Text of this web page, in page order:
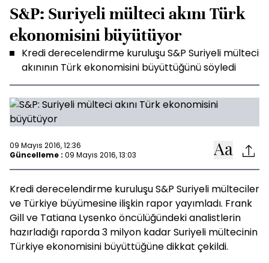
S&P: Suriyeli mülteci akını Türk
ekonomisini büyütüyor
Kredi derecelendirme kuruluşu S&P Suriyeli mülteci
akınının Türk ekonomisini büyüttüğünü söyledi
09 Mayıs 2016, 12:36
Güncelleme : 09 Mayıs 2016, 13:03
Kredi derecelendirme kuruluşu S&P Suriyeli mülteciler
ve Türkiye büyümesine ilişkin rapor yayımladı. Frank
Gill ve Tatiana Lysenko öncülüğündeki analistlerin
hazırladığı raporda 3 milyon kadar Suriyeli mültecinin
Türkiye ekonomisini büyüttüğüne dikkat çekildi.